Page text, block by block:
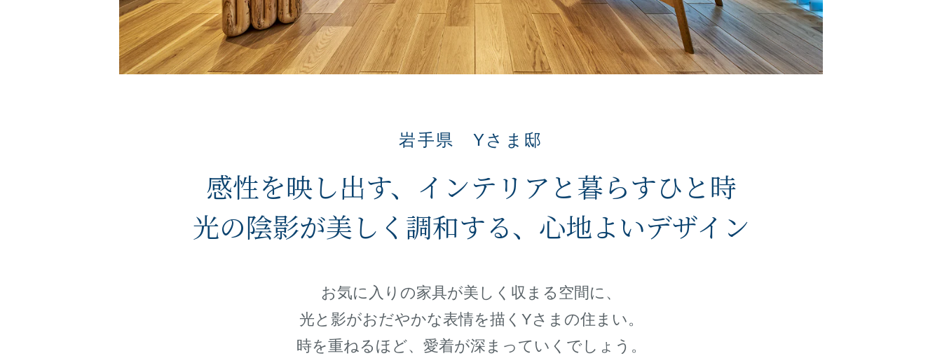
岩手県 Yさま邸
感性を映し出す、 インテリアと暮らすひと時
光の陰影が美しく調和する、 心地よいデザイン
お気に入りの家具が美しく収まる空間に、
光と影がおだやかな表情を描くYさまの住まい。
時を重ねるほど、愛着が深まっていくでしょう。